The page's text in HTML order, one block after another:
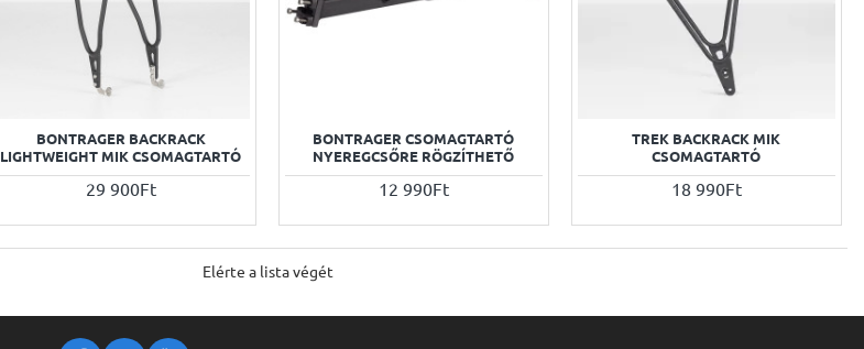
BONTRAGER BACKRACK
LIGHTWEIGHT MIK CSOMAGTARTÓ
29 900Ft
BONTRAGER CSOMAGTARTÓ
NYEREGCSŐRE RÖGZÍTHETŐ
12 990Ft
TREK BACKRACK MIK
CSOMAGTARTÓ
18 990Ft
Elérte a lista végét